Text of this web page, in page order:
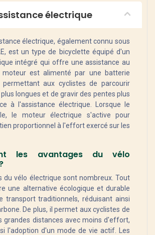
électrique
électrique, également connu sous
est un type de bicyclette équipé d'un
intégré qui offre une assistance au
moteur est alimenté par une batterie
permettant aux cyclistes de parcourir
longues et de gravir des pentes plus
à l'assistance électrique. Lorsque le
le moteur électrique s'active pour
proportionnel à l'effort exercé sur les
les avantages du vélo
du vélo électrique sont nombreux. Tout
une alternative écologique et durable
transport traditionnels, réduisant ainsi
De plus, il permet aux cyclistes de
grandes distances avec moins d'effort,
l'adoption d'un mode de vie actif. Les